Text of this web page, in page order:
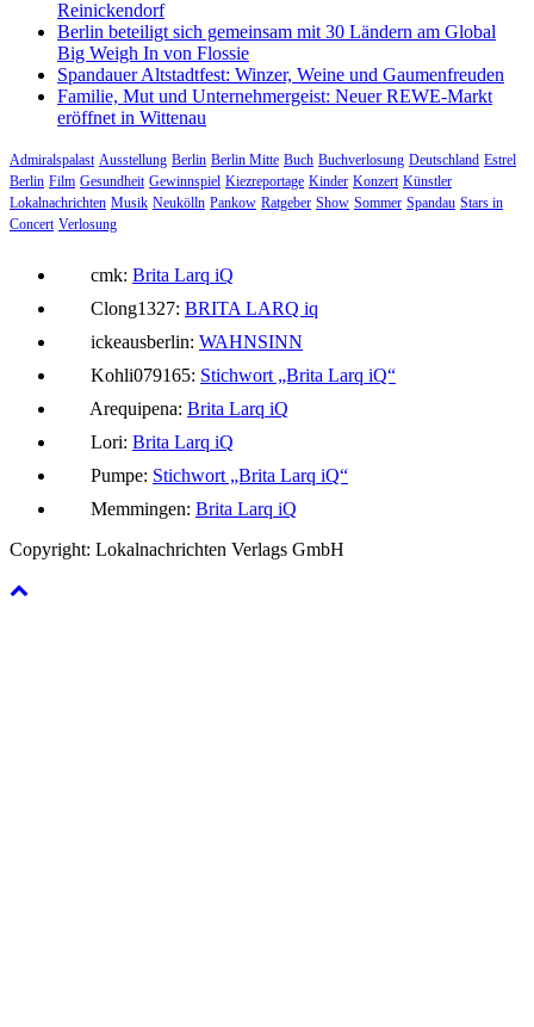
Reinickendorf
Berlin beteiligt sich gemeinsam mit 30 Ländern am Global
Big Weigh In von Flossie
Spandauer Altstadtfest: Winzer, Weine und Gaumenfreuden
Familie, Mut und Unternehmergeist: Neuer REWE-Markt
eröffnet in Wittenau
Admiralspalast Ausstellung Berlin Berlin Mitte Buch Buchverlosung Deutschland Estrel
Berlin Film Gesundheit Gewinnspiel Kiezreportage Kinder Konzert Künstler
Lokalnachrichten Musik Neukölln Pankow Ratgeber Show Sommer Spandau Stars in
Concert Verlosung
cmk: Brita Larq iQ
Clong1327: BRITA LARQ iq
ickeausberlin: WAHNSINN
Kohli079165: Stichwort „Brita Larq iQ“
Arequipena: Brita Larq iQ
Lori: Brita Larq iQ
Pumpe: Stichwort „Brita Larq iQ“
Memmingen: Brita Larq iQ
Copyright: Lokalnachrichten Verlags GmbH